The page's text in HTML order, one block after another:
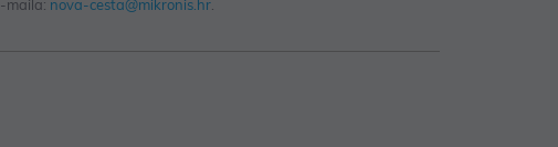
maila: nova-cesta@mikronis.hr.